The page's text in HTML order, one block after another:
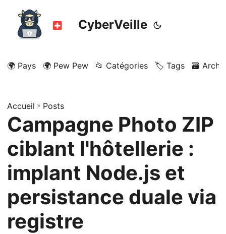
CyberVeille
🌍 Pays 🌍 Pew Pew 📂 Catégories 🏷️ Tags 🗃️
Accueil » Posts
Campagne Photo ZIP
ciblant l'hôtellerie :
implant Node.js et
persistance duale via
registre